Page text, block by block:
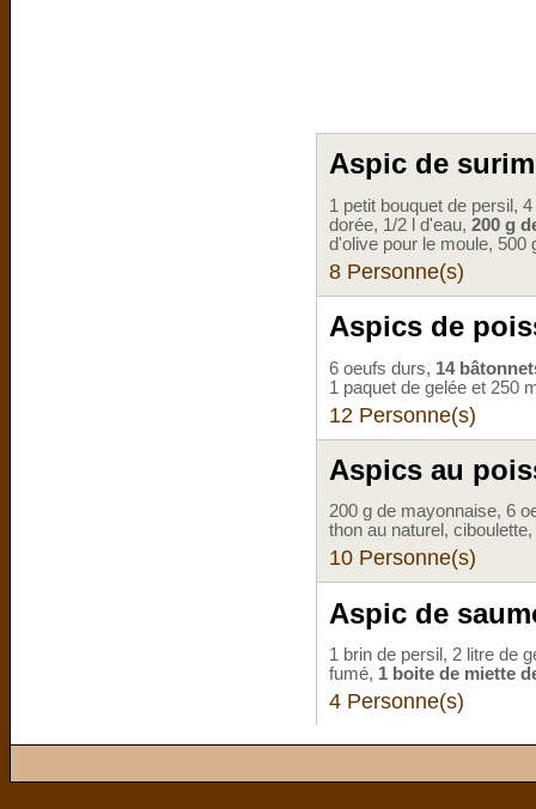
Aspic de
1 petit bouquet de persil,
dorée, 1/2 l d'eau, 200 g
d'olive pour le moule, 500
8 Personne(s)
Aspics de
6 oeufs durs, 14
1 paquet de gelée et 250
12 Personne(s)
Aspics au
200 g de mayonnaise, 6
thon au naturel, ciboulette,
10 Personne(s)
Aspic de
1 brin de persil, 2 litre de
fumé, 1 boite de miette
4 Personne(s)